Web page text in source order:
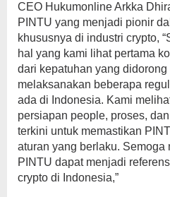
CEO Hukumonline Arkka
PINTU yang menjadi pionir
khususnya di industri crypto,
hal yang kami lihat pertama
dari kepatuhan yang
melaksanakan beberapa
ada di Indonesia. Kami
persiapan people, proses,
terkini untuk memastikan
aturan yang berlaku. Semoga
PINTU dapat menjadi
crypto di Indonesia,”